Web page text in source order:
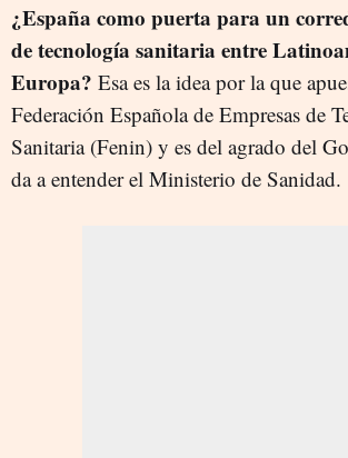
¿España como puerta para un
de tecnología sanitaria entre
Europa? Esa es la idea por la que
Federación Española de Empresas de
Sanitaria (Fenin) y es del agrado del
da a entender el Ministerio de Sanidad.